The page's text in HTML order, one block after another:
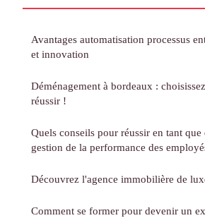
Avantages automatisation processus
et innovation
Déménagement à bordeaux :
réussir !
Quels conseils pour réussir en tant que
gestion de la performance des
Découvrez l'agence immobilière de
Comment se former pour devenir un